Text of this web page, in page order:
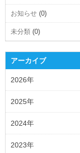
お知らせ (0)
未分類 (0)
アーカイブ
2026年
2025年
2024年
2023年